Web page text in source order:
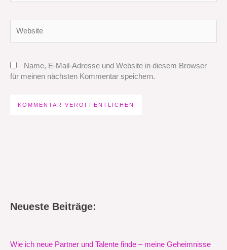
Name, E-Mail-Adresse und Website in diesem Browser
für meinen nächsten Kommentar speichern.
Neueste Beiträge:
Wie ich neue Partner und Talente finde – meine Geheimnisse